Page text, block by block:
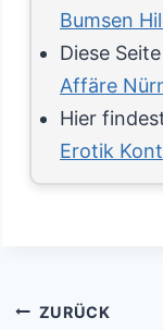
Bumsen
Diese
Affäre
Hier
Erotik
ZURÜCK